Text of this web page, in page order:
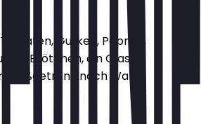
Tomaten, Gurken, Paprika,
Brötchen, ein Glas
Heißgetränk nach Wahl